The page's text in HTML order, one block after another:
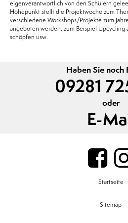
eigenverantwortlich von den Schülern
Höhepunkt stellt die Projektwoche zum
verschiedene Workshops/Projekte zum
angeboten werden, zum Beispiel Upcycling
schöpfen usw.
Haben Sie noch
09281
oder
E-
Startseite
Sitemap